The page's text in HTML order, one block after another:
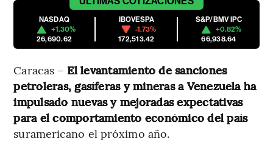
NASDAQ
+1.30%
26,690.62
IBOVESPA
-1.73%
172,513.42
S&P/BMV IPC
+0.82%
66,938.64
Caracas – El levantamiento de sanciones
petroleras, gasíferas y mineras a Venezuela ha
impulsado nuevas y mejoradas expectativas
para el comportamiento económico del país
suramericano el próximo año.